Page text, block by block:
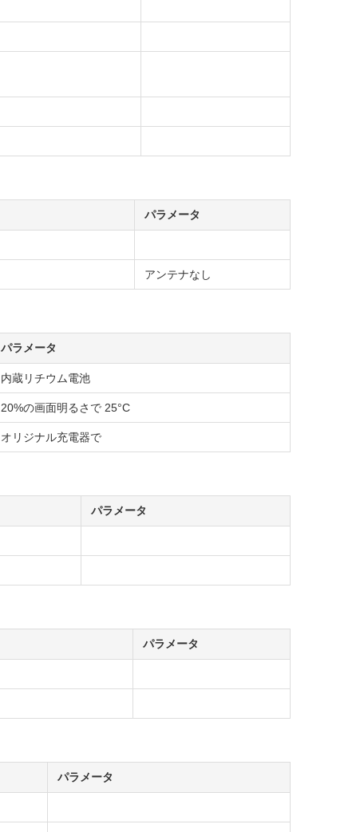
パラメータ
アンテナなし
パラメータ
内蔵リチウム電池
20%の画面明るさで 25°C
オリジナル充電器で
パラメータ
パラメータ
パラメータ